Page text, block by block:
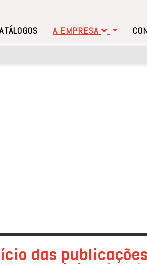
A EMPRESA
das